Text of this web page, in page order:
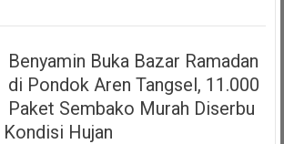
Benyamin Buka Bazar Ramadan
di Pondok Aren Tangsel, 11.000
Paket Sembako Murah Diserbu
Hujan